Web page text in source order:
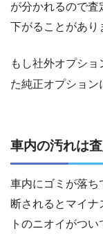
が分かれるので査
下がることがあり
もし社外オプシ
た純正オプション
車内の汚れは
車内にゴミが落ち
断されるとマイ
トのニオイがつ